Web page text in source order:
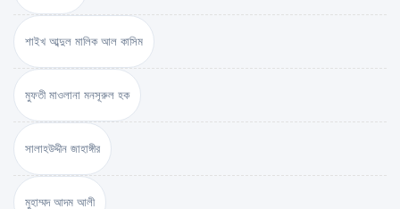
শাইখ আব্দুল মালিক আল কাসিম
মুফতী মাওলানা মনসূরুল হক
সালাহউদ্দীন জাহাঙ্গীর
মুহাম্মদ আদম আলী